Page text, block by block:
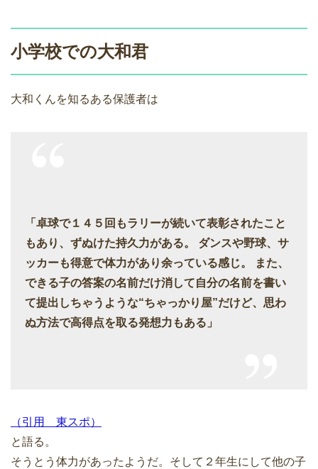
小学校での大和君
大和くんを知るある保護者は
「卓球で１４５回もラリーが続いて表彰されたこと
もあり、ずぬけた持久力がある。 ダンスや野球、サ
ッカーも得意で体力があり余っている感じ。 また、
できる子の答案の名前だけ消して自分の名前を書い
て提出しちゃうような“ちゃっかり屋”だけど、思わ
ぬ方法で高得点を取る発想力もある」
（引用 東スポ）
と語る。
そうとう体力があったようだ。そして２年生にして他の子